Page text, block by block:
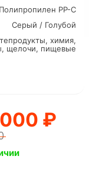
Полипропилен PP-C
Серый / Голубой
химия,
щелочи, пищевые
₽